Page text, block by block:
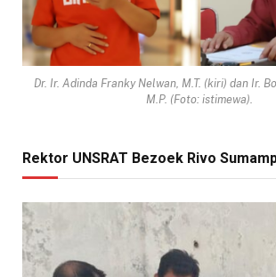
Dr. Ir. Adinda Franky Nelwan, M.T. (kiri) dan Ir.
M.P. (Foto: istimewa).
Rektor UNSRAT Bezoek Rivo